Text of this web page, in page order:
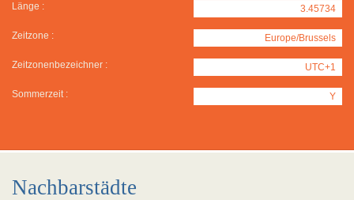
Länge : 3.45734
Zeitzone : Europe/Brussels
Zeitzonenbezeichner : UTC+1
Sommerzeit : Y
Nachbarstädte